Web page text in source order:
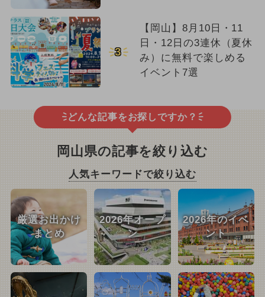
3
【岡山】8月10日・11
日・12日の3連休（夏休
み）に無料で楽しめる
イベント7選
どんな記事をお探しですか？
岡山県の記事を絞り込む
人気キーワードで絞り込む
厳選お出かけ
まとめ
2026年オープ
ン
2026年のイベ
ント